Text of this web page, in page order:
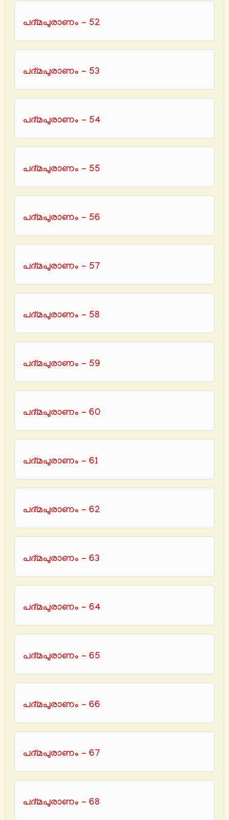
പദ്മപുരാണം - 52
പദ്മപുരാണം - 53
പദ്മപുരാണം - 54
പദ്മപുരാണം - 55
പദ്മപുരാണം - 56
പദ്മപുരാണം - 57
പദ്മപുരാണം - 58
പദ്മപുരാണം - 59
പദ്മപുരാണം - 60
പദ്മപുരാണം - 61
പദ്മപുരാണം - 62
പദ്മപുരാണം - 63
പദ്മപുരാണം - 64
പദ്മപുരാണം - 65
പദ്മപുരാണം - 66
പദ്മപുരാണം - 67
പദ്മപുരാണം - 68